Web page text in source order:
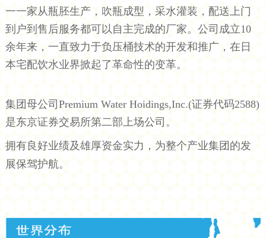
一一家从瓶胚生产，吹瓶成型，采水灌装，配送上门
到户到售后服务都可以自主完成的厂家。公司成立10
余年来，一直致力于负压桶技术的开发和推广，在日
本宅配饮水业界掀起了革命性的变革。
集团母公司Premium Water Hoidings,Inc.(证券代码2588)
是东京证券交易所第二部上场公司。
拥有良好业绩及雄厚资金实力，为整个产业集团的发
展保驾护航。